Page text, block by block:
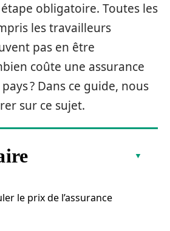
obligatoire. Toutes les
les travailleurs
pas en être
coûte une assurance
? Dans ce guide, nous
sur ce sujet.
le prix de l’assurance